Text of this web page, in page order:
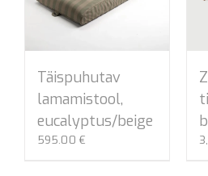
Täispuhutav
lamamistool,
eucalyptus/beige
595.00 €